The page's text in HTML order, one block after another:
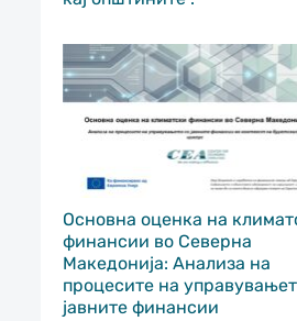
Основна оценка на
финансии во Северна
Македонија: Анализа на
процесите на
јавните финансии